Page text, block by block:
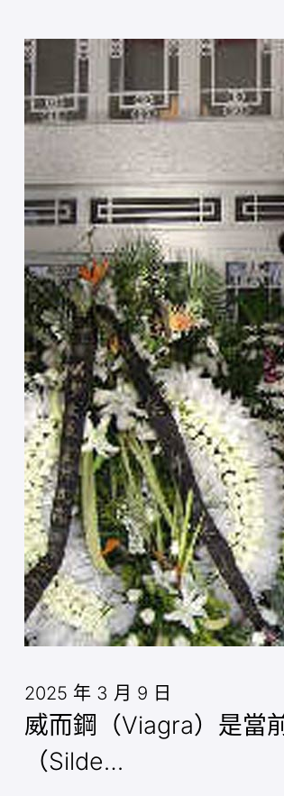
2025 年 3 月 9 日
威而鋼（Viagra）是當
（Silde…